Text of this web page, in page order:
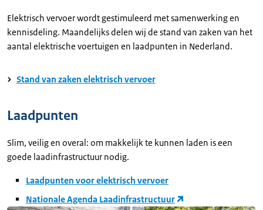
Elektrisch vervoer wordt gestimuleerd met samenwerking en
kennisdeling. Maandelijks delen wij de stand van zaken van het
aantal elektrische voertuigen en laadpunten in Nederland.
Stand van zaken elektrisch vervoer
Laadpunten
Slim, veilig en overal: om makkelijk te kunnen laden is een
goede laadinfrastructuur nodig.
Laadpunten voor elektrisch vervoer
Nationale Agenda Laadinfrastructuur